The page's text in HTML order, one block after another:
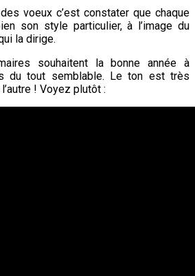
voeux c’est constater que chaque
son style particulier, à l’image du
la dirige.
souhaitent la bonne année à
du tout semblable. Le ton est très
! Voyez plutôt :